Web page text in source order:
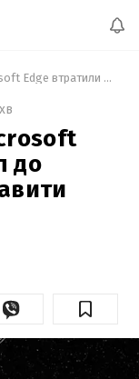
Деякі користувачі Microsoft Edge втратили доступ до YouTube: як усе виправити
до